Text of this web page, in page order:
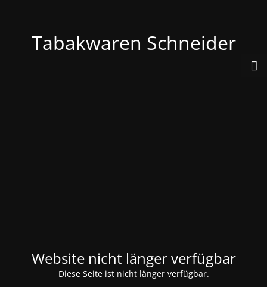
Tabakwaren Schneider
Website nicht länger verfügbar
Diese Seite ist nicht länger verfügbar.